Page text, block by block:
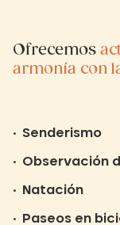
Ofrecemos
armonía con
Senderismo
Observación
Natación
Paseos en